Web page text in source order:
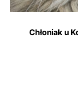
Chłoniak u